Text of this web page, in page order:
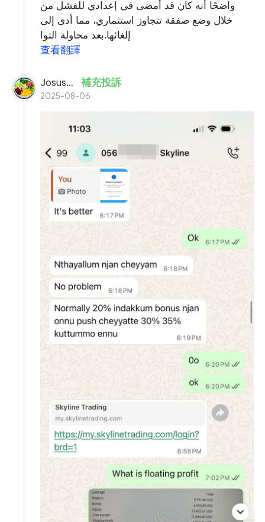
واضحًا أنه كان قد أمضى في إعدادي للفشل من
خلال وضع صفقة تتجاوز استثماري، مما أدى إلى
إلغائها.بعد محاولة التوا
查看翻譯
Josusteve 補充投訴
2025-08-06